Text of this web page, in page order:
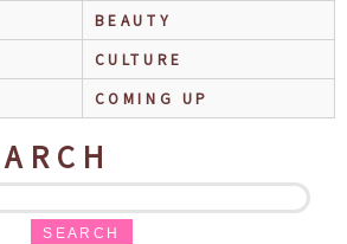
BEAUTY
CULTURE
COMING UP
SEARCH